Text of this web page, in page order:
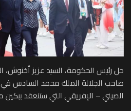
حل رئيس الحكومة، السيد عزيز أخنوش،
صاحب الجلالة الملك محمد السادس
الصيني – الإفريقي التي ستنعقد ببكين من 4 إلى 6 شتنبر